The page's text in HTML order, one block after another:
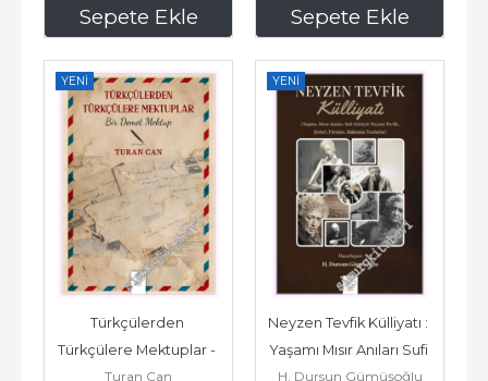
Sepete Ekle
434,00 Sepete Ekle
455,00
YENI
Türkçülerden
Türkçülere Mektuplar -
Bir Demet Mektup -
Turan Can
YENI
Neyzen Tevfik Külliyatı :
Yaşamı Mısır Anıları Sufi
Gözüyle Neyzen...
H. Dursun Gümüşoğlu